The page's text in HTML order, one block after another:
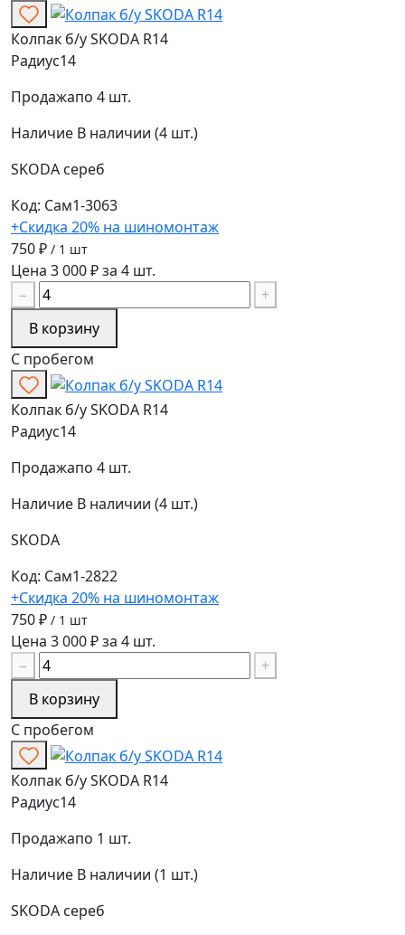
Колпак б/у SKODA R14
Радиус14
Продажапо 4 шт.
Наличие В наличии (4 шт.)
SKODA сереб
Код: Сам1-3063
+Скидка 20% на шиномонтаж
750 ₽ / 1 шт
Цена 3 000 ₽ за 4 шт.
−
+
В корзину
С пробегом
Колпак б/у SKODA R14
Радиус14
Продажапо 4 шт.
Наличие В наличии (4 шт.)
SKODA
Код: Сам1-2822
+Скидка 20% на шиномонтаж
750 ₽ / 1 шт
Цена 3 000 ₽ за 4 шт.
−
+
В корзину
С пробегом
Колпак б/у SKODA R14
Радиус14
Продажапо 1 шт.
Наличие В наличии (1 шт.)
SKODA сереб